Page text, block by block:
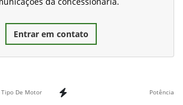
Entrar em contato
Tipo De Motor Potência